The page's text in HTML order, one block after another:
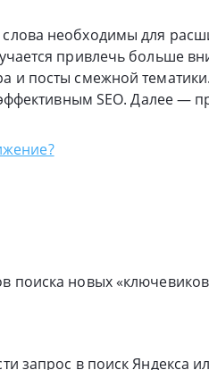
необходимы для
привлечь больше
и посты смежной
SEO. Далее —
поиска новых
запрос в поиск Яндекса